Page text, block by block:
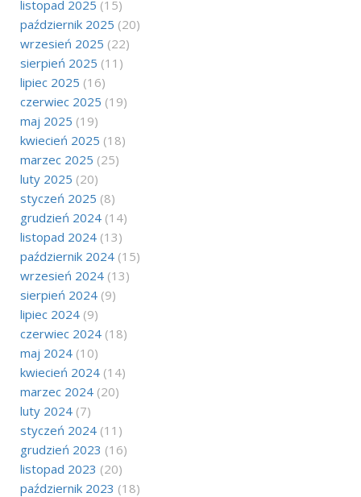
listopad 2025 (15)
październik 2025 (20)
wrzesień 2025 (22)
sierpień 2025 (11)
lipiec 2025 (16)
czerwiec 2025 (19)
maj 2025 (19)
kwiecień 2025 (18)
marzec 2025 (25)
luty 2025 (20)
styczeń 2025 (8)
grudzień 2024 (14)
listopad 2024 (13)
październik 2024 (15)
wrzesień 2024 (13)
sierpień 2024 (9)
lipiec 2024 (9)
czerwiec 2024 (18)
maj 2024 (10)
kwiecień 2024 (14)
marzec 2024 (20)
luty 2024 (7)
styczeń 2024 (11)
grudzień 2023 (16)
listopad 2023 (20)
październik 2023 (18)